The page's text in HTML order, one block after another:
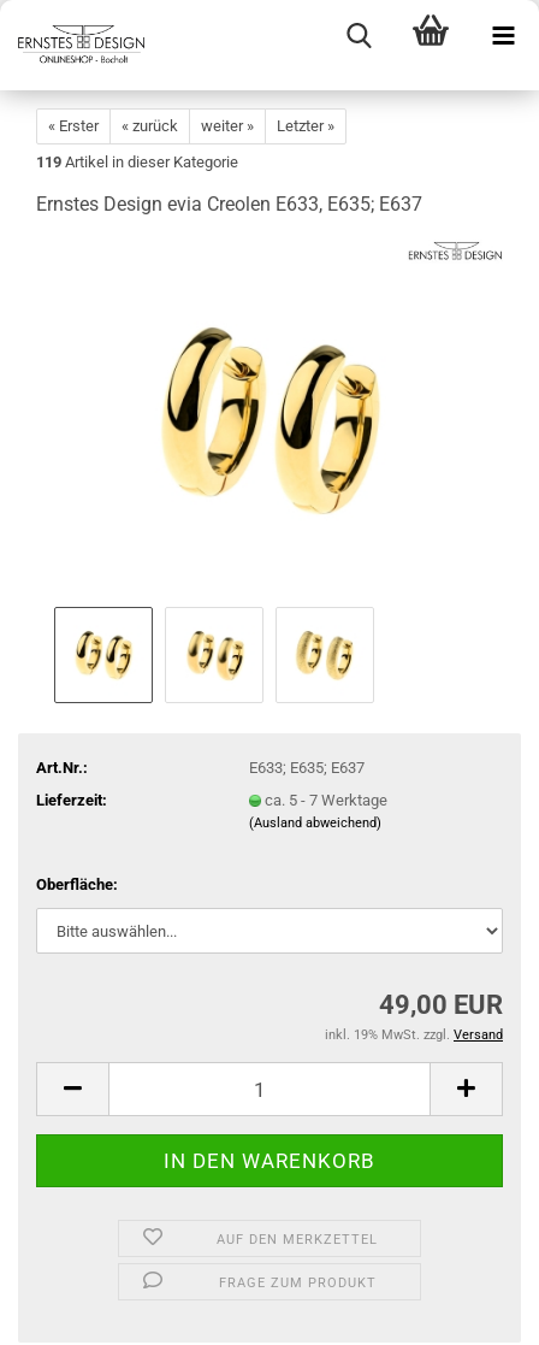
« Erster « zurück weiter »
Letzter »
119 Artikel in dieser Kategorie
Ernstes Design evia Creolen E633, E635; E637
Art.Nr.:
E633; E635; E637
Lieferzeit:
ca. 5 - 7 Werktage
(Ausland abweichend)
Oberfläche:
49,00 EUR
inkl. 19% MwSt. zzgl. Versand
AUF DEN MERKZETTEL
FRAGE ZUM PRODUKT